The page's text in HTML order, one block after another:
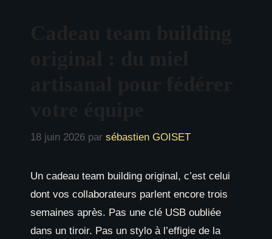
18 juin 2026 par sébastien GOISET
Un cadeau team building original, c’est celui
dont vos collaborateurs parlent encore trois
semaines après. Pas une clé USB oubliée
dans un tiroir. Pas un stylo à l’effigie de la